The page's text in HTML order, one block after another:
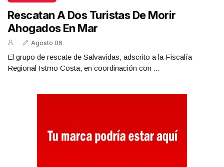
Rescatan A Dos Turistas De Morir
Ahogados En Mar
Agosto 06
El grupo de rescate de Salvavidas, adscrito a la Fiscalía
Regional Istmo Costa, en coordinación con ...